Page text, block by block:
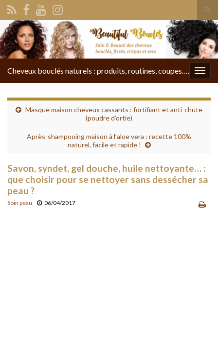
Search for:
Cheveux bouclés naturels : produits, routines, coupes….
Masque maison cheveux cassants : fortifiant et anti-chute
(poudre d’ortie)
Après-shampooing maison à l’aloe vera : recette 100%
naturel, facile et rapide !
Savon, syndet, gel douche, huile nettoyante… :
que choisir pour se nettoyer sans dessécher sa
peau ?
Soin peau 06/04/2017